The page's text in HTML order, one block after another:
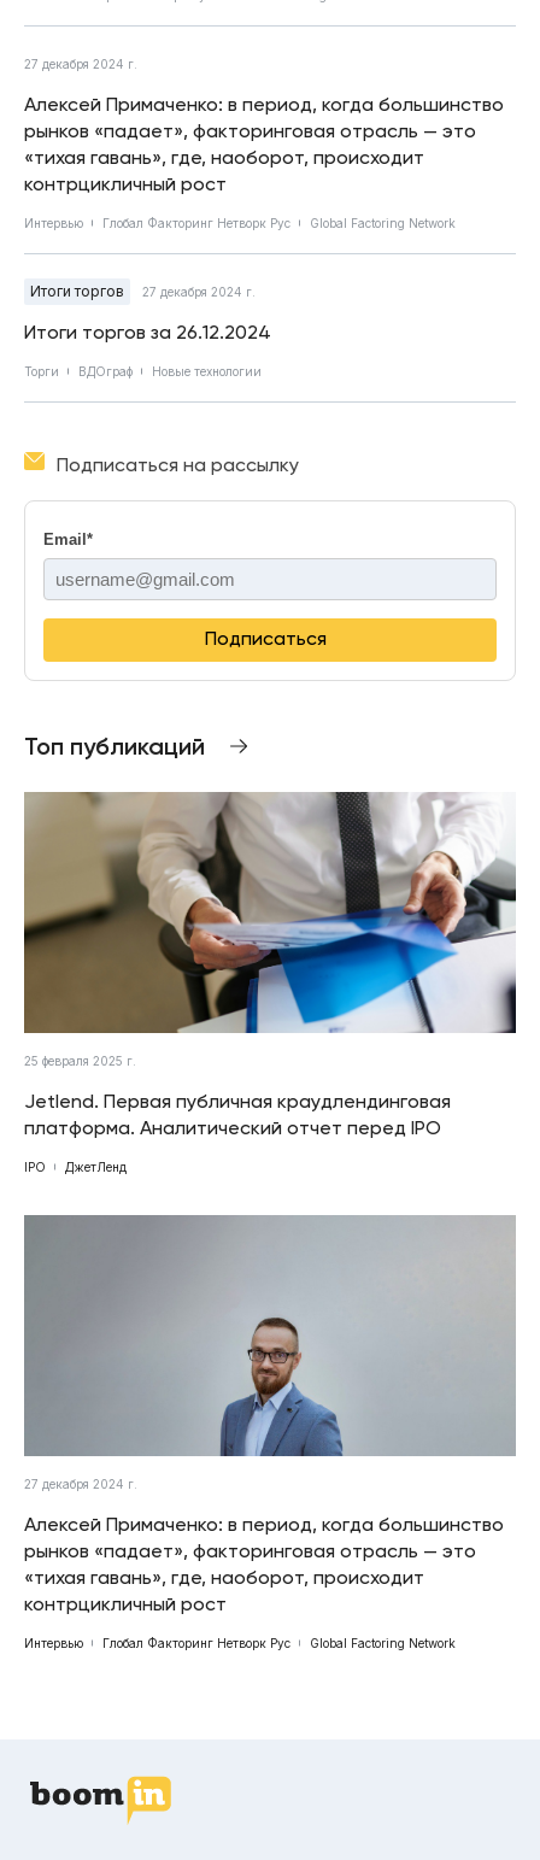
27 декабря 2024 г.
Алексей Примаченко: в период, когда большинство
рынков «падает», факторинговая отрасль — это
«тихая гавань», где, наоборот, происходит
контрцикличный рост
Интервью Глобал Факторинг Нетворк Рус Global Factoring Network
Итоги торгов 27 декабря 2024 г.
Итоги торгов за 26.12.2024
Торги ВДОграф Новые технологии
Подписаться на рассылку
Email *
Подписаться
Топ публикаций
25 февраля 2025 г.
Jetlend. Первая публичная краудлендинговая
платформа. Аналитический отчет перед IPO
IPO ДжетЛенд
27 декабря 2024 г.
Алексей Примаченко: в период, когда большинство
рынков «падает», факторинговая отрасль — это
«тихая гавань», где, наоборот, происходит
контрцикличный рост
Интервью Глобал Факторинг Нетворк Рус Global Factoring Network